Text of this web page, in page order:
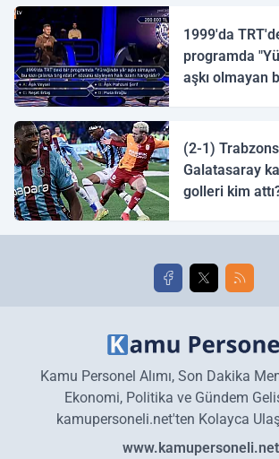
1999'da
programda
aşkı olmayan
(2-1)
Galatasaray
golleri kim
golleri!
Kamu Personel Alımı, Son Dakika
Ekonomi, Politika ve Gündem
kamupersoneli.net'ten Kolayca
www.kamupersoneli.net